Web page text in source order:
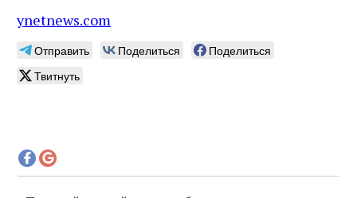
ynetnews.com
Отправить Поделиться
Поделиться
Твитнуть